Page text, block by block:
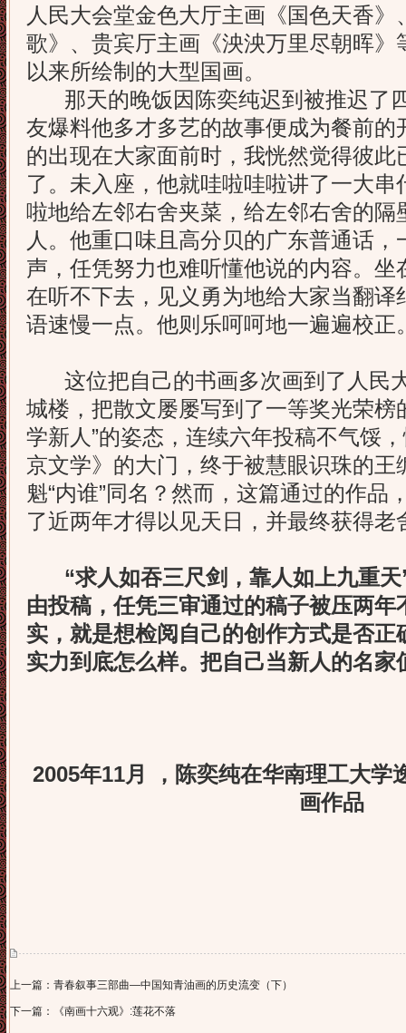
人民大会堂金色大厅主画《国色天香
歌》、贵宾厅主画《泱泱万里尽朝晖》
以来所绘制的大型国画。
那天的晚饭因陈奕纯迟到被推迟了
友爆料他多才多艺的故事便成为餐前的
的出现在大家面前时，我恍然觉得彼此
了。未入座，他就哇啦哇啦讲了一大
啦地给左邻右舍夹菜，给左邻右舍的隔
人。他重口味且高分贝的广东普通话
声，任凭努力也难听懂他说的内容。
在听不下去，见义勇为地给大家当翻译
语速慢一点。他则乐呵呵地一遍遍校正
这位把自己的书画多次画到了人民
城楼，把散文屡屡写到了一等奖光荣榜
学新人”的姿态，连续六年投稿不气馁
京文学》的大门，终于被慧眼识珠的王
魁“内谁”同名？然而，这篇通过的作品
了近两年才得以见天日，并最终获得老
“求人如吞三尺剑，靠人如上九重天
由投稿，任凭三审通过的稿子被压两年
实，就是想检阅自己的创作方式是否
实力到底怎么样。把自己当新人的名家
2005年11月 ，陈奕纯在华南理工大学
画作品
上一篇：青春叙事三部曲—中国知青油画的历史流变（下）
下一篇：《南画十六观》:莲花不落